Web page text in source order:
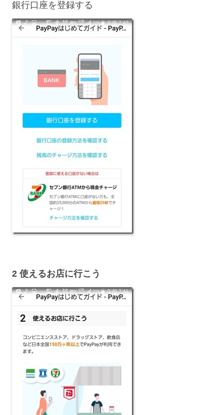
銀行口座を登録する
2 使えるお店に行こう